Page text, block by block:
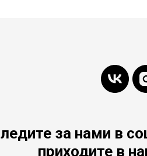
за нами в
приходите в